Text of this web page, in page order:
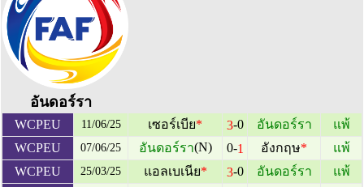
อันดอร์รา
WCPEU 11/06/25 เซอร์เบีย* 3-0 อันดอร์รา
แพ้
WCPEU
07/06/25 อันดอร์รา(N) 0-1 อังกฤษ*
แพ้
WCPEU
25/03/25 แอลเบเนีย* 3-0 อันดอร์รา
แพ้